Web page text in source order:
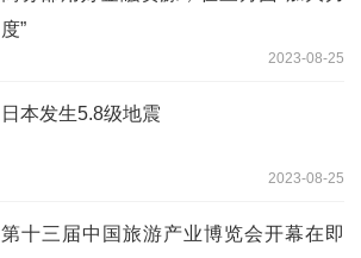
度”
2023-08-25
日本发生5.8级地震
2023-08-25
第十三届中国旅游产业博览会开幕在即